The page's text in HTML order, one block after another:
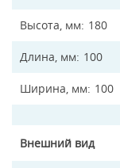
Высота, мм 180
Длина, мм 100
Ширина, мм 100
Внешний вид